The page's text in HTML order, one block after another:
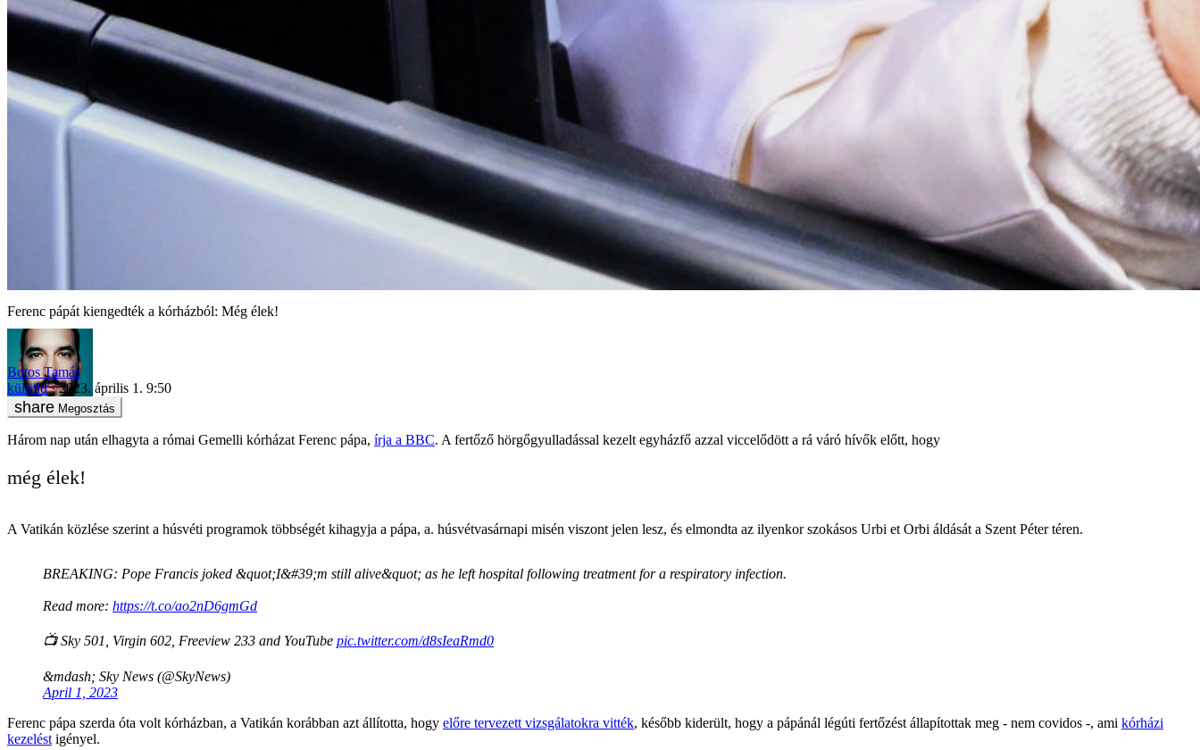
Ferenc pápát kiengedték a kórházból: Még élek!
Botos Tamás
külföld
2023. április 1. 9:50
Megosztás
Három nap után elhagyta a római Gemelli kórházat Ferenc pápa, írja a BBC. A fertőző hörgőgyulladással kezelt egyházfő azzal viccelődött a rá váró hívők előtt, hogy
még élek!
A Vatikán közlése szerint a húsvéti programok többségét kihagyja a pápa, a. húsvétvasárnapi misén viszont jelen lesz, és elmondta az ilyenkor szokásos Urbi et Orbi áldását a Szent Péter téren.
BREAKING: Pope Francis joked &quot;I&#39;m still alive&quot; as he left hospital following treatment for a respiratory infection.
Read more: https://t.co/ao2nD6gmGd
📺 Sky 501, Virgin 602, Freeview 233 and YouTube pic.twitter.com/d8sIeaRmd0
&mdash; Sky News (@SkyNews)
April 1, 2023
Ferenc pápa szerda óta volt kórházban, a Vatikán korábban azt állította, hogy előre tervezett vizsgálatokra vitték, később kiderült, hogy a pápánál légúti fertőzést állapítottak meg - nem covidos -, ami kórházi
kezeléstigényel.